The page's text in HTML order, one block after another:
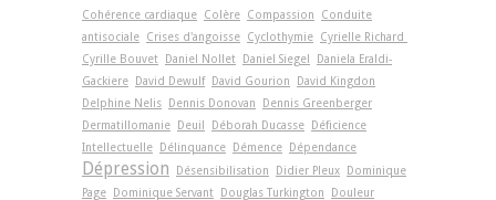
Cohérence cardiaque Colère Compassion
Conduite
antisociale Crises d'angoisse Cyclothymie Cyrielle Richard
Cyrille Bouvet Daniel Nollet Daniel Siegel
Daniela Eraldi-
Gackiere David Dewulf David Gourion
David Kingdon
Delphine Nelis Dennis Donovan
Dennis Greenberger
Dermatillomanie Deuil Déborah Ducasse Déficience
Intellectuelle Délinquance Démence Dépendance
Dépression Désensibilisation Didier Pleux Dominique
Page Dominique Servant Douglas Turkington
Douleur